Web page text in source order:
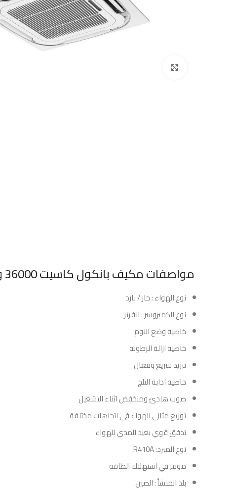
مواصفات مكيف بانكول كاسيت 36000 وحده انفرتر – حار / بارد :
نوع الهواء : حار / بارد
نوع الكمبروسر : انفرتر
خاصية وضع النوم
خاصية ازالة الرطوبة
تبريد سريع وفعال
خاصية اذابة الثلج
صوت هادئ ومنخفض اثناء التشغيل
توزيع مثالي للهواء في اتجاهات مختلفة
تدفق قوي بعيد المدي للهواء
نوع المبرد: R410A
موفر في استهلاك الطاقة
بلد المنشأ : الصين